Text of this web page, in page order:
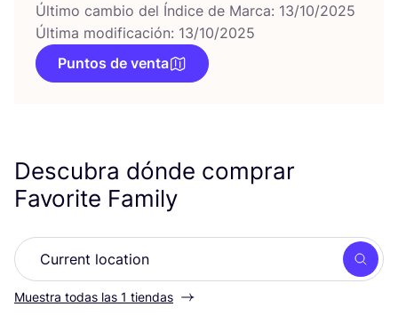
Último cambio del Índice de Marca: 13/10/2025
Última modificación: 13/10/2025
Puntos de venta
Descubra dónde comprar
Favorite Family
Muestra todas las 1 tiendas